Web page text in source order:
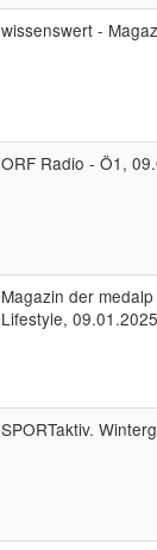
wissenswert -
ORF Radio - Ö1,
Magazin der
Lifestyle, 09.01.2025
SPORTaktiv.